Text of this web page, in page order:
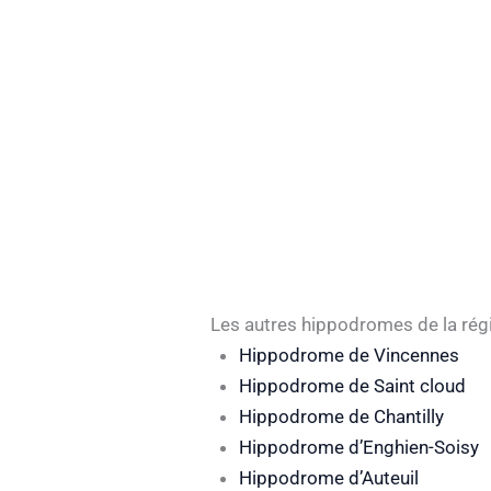
Les autres hippodromes de la
Hippodrome de Vincennes
Hippodrome de Saint cloud
Hippodrome de Chantilly
Hippodrome d’Enghien-Soisy
Hippodrome d’Auteuil